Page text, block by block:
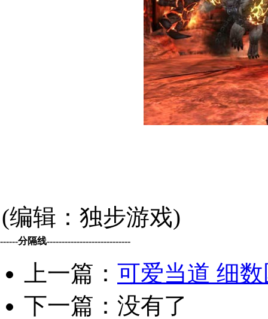
(编辑：独步游戏)
------分隔线----------------------------
上一篇： 可爱当道 细
下一篇：没有了